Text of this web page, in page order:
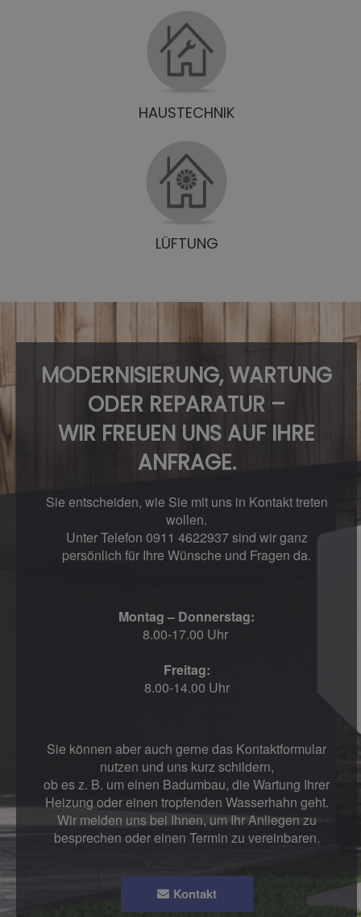
HAUSTECHNIK
LÜFTUNG
MODERNISIERUNG, WARTUNG
ODER REPARATUR –
WIR FREUEN UNS AUF IHRE
ANFRAGE.
Sie entscheiden, wie Sie mit uns in Kontakt treten
wollen.
Unter Telefon 0911 4622937 sind wir ganz
persönlich für Ihre Wünsche und Fragen da.
Montag – Donnerstag:
8.00-17.00 Uhr
Freitag:
8.00-14.00 Uhr
Sie können aber auch gerne das Kontaktformular
nutzen und uns kurz schildern,
ob es z. B. um einen Badumbau, die Wartung Ihrer
Heizung oder einen tropfenden Wasserhahn geht.
Wir melden uns bei Ihnen, um Ihr Anliegen zu
besprechen oder einen Termin zu vereinbaren.
Kontakt